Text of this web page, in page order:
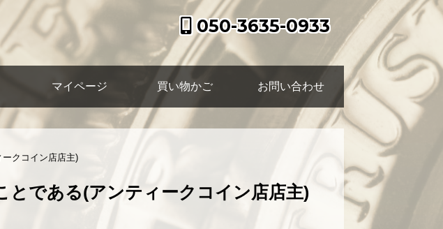
050-3635-0933
マイページ 買い物かご お問い合わせ
クコイン店店主)
とである(アンティークコイン店店主)